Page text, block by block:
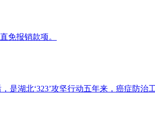
免报销款项。
湖北‘323’攻坚行动五年来，癌症防治